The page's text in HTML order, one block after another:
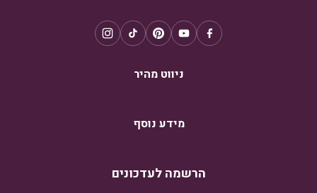
ניווט מהיר
מידע נוסף
הרשמה לעדכונים